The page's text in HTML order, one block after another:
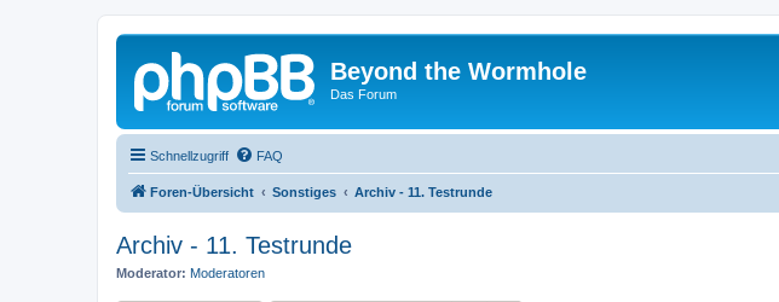
Beyond the Wormhole
Das Forum
Schnellzugriff FAQ
Foren-Übersicht Sonstiges Archiv - 11. Testrunde
Archiv - 11. Testrunde
Moderator: Moderatoren